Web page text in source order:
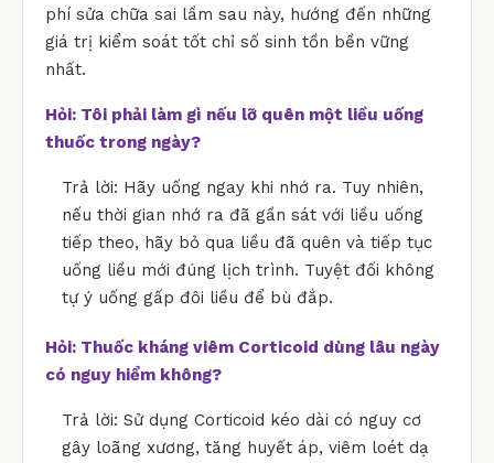
phí sửa chữa sai lầm sau này, hướng đến những
giá trị kiểm soát tốt chỉ số sinh tồn bền vững
nhất.
Hỏi: Tôi phải làm gì nếu lỡ quên một liều uống
thuốc trong ngày?
Trả lời: Hãy uống ngay khi nhớ ra. Tuy nhiên,
nếu thời gian nhớ ra đã gần sát với liều uống
tiếp theo, hãy bỏ qua liều đã quên và tiếp tục
uống liều mới đúng lịch trình. Tuyệt đối không
tự ý uống gấp đôi liều để bù đắp.
Hỏi: Thuốc kháng viêm Corticoid dùng lâu ngày
có nguy hiểm không?
Trả lời: Sử dụng Corticoid kéo dài có nguy cơ
gây loãng xương, tăng huyết áp, viêm loét dạ